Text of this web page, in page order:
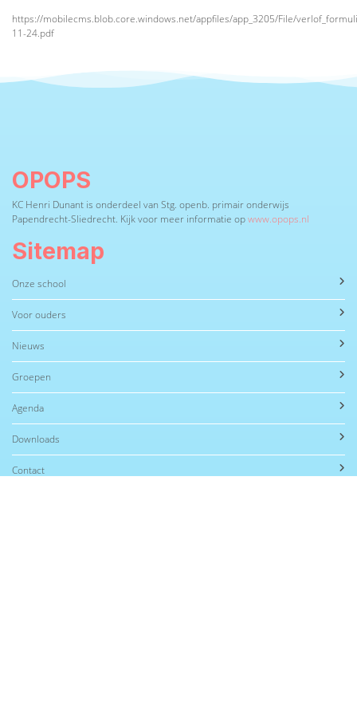
https://mobilecms.blob.core.windows.net/appfiles/app_3205/File/
11-24.pdf
OPOPS
KC Henri Dunant is onderdeel van Stg. openb. primair onderwijs
Papendrecht-Sliedrecht. Kijk voor meer informatie opwww.opops.nl
Sitemap
Onze school
Voor ouders
Nieuws
Groepen
Agenda
Downloads
Contact